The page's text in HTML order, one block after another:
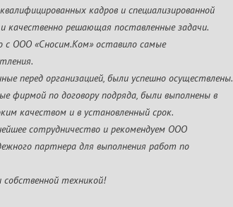
кадров и специализированной
качественно решающая поставленные задачи.
с ООО «Сносим.Ком» оставило самые
перед организацией, были успешно осуществлены.
фирмой по договору подряда, были выполнены в
качеством и в установленный срок.
сотрудничество и рекомендуем ООО
партнера для выполнения работ по
техникой!